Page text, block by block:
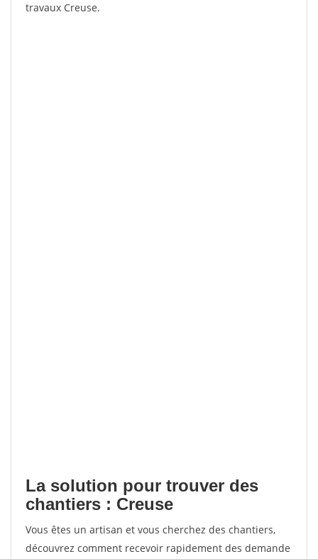
travaux Creuse.
La solution pour trouver des
chantiers : Creuse
Vous êtes un artisan et vous cherchez des chantiers,
découvrez comment recevoir rapidement des demande